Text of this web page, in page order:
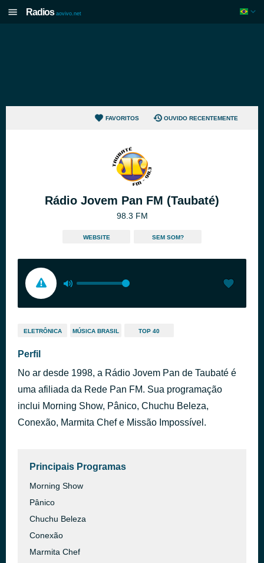
Radios aovivo.net
FAVORITOS OUVIDO RECENTEMENTE
Rádio Jovem Pan FM (Taubaté)
98.3 FM
WEBSITE SEM SOM?
ELETRÔNICA MÚSICA BRASIL TOP 40
Perfil
No ar desde 1998, a Rádio Jovem Pan de Taubaté é
uma afiliada da Rede Pan FM. Sua programação
inclui Morning Show, Pânico, Chuchu Beleza,
Conexão, Marmita Chef e Missão Impossível.
Principais Programas
Morning Show
Pânico
Chuchu Beleza
Conexão
Marmita Chef